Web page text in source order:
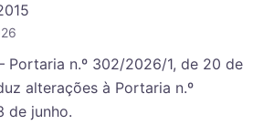
Portaria n.º 302/2026/1, de 20 de
alterações à Portaria n.º
de junho.